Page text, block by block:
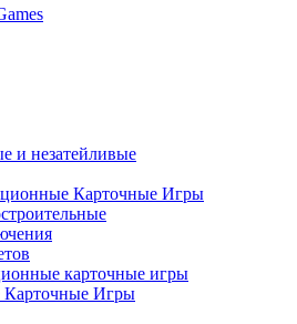
и незатейливые
Карточные Игры
карточные игры
Игры